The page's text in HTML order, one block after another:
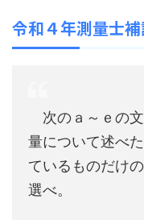
令和４年測量士
次のａ～ｅの
量について述べ
ているものだけ
選べ。